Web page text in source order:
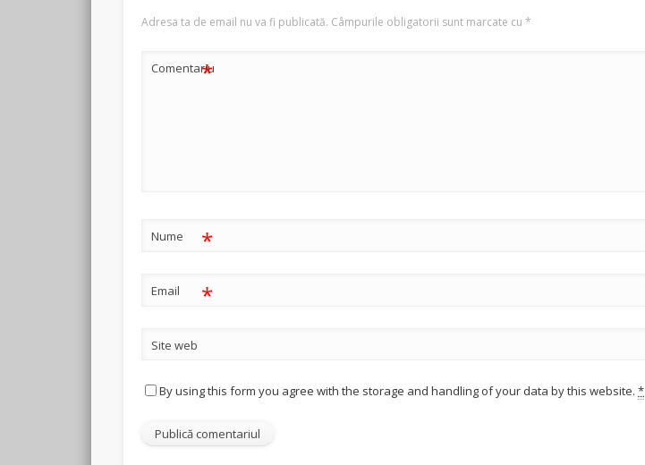
Adresa ta de email nu va fi publicată. Câmpurile obligatorii sunt marcate cu*
Comentariu
*
Nume *
Email *
Site web
By using this form you agree with the storage and handling of your data by this website.*